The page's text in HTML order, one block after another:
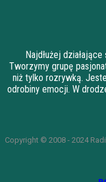
Najdłużej
Tworzymy grupę
niż tylko rozrywką.
odrobiny emocji. W
Copyright © 2008 - 2024